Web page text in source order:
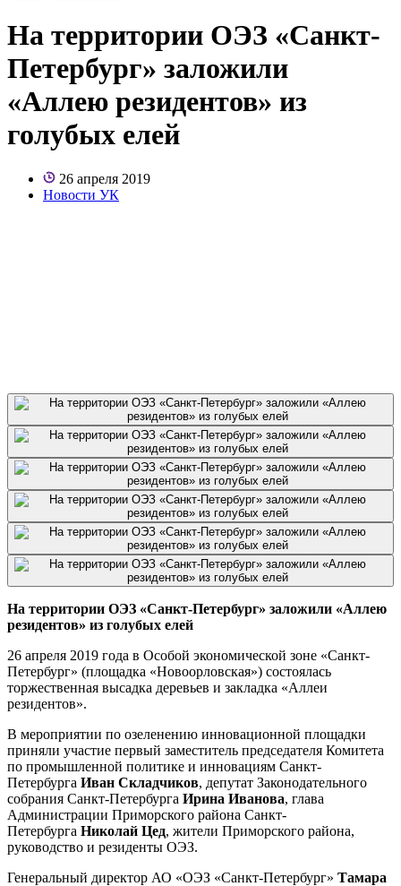
На территории ОЭЗ «Санкт-
Петербург» заложили
«Аллею резидентов» из
голубых елей
26 апреля 2019
Новости УК
На территории ОЭЗ «Санкт-Петербург» заложили «Аллею
резидентов» из голубых елей
26 апреля 2019 года в Особой экономической зоне «Санкт-
Петербург» (площадка «Новоорловская») состоялась
торжественная высадка деревьев и закладка «Аллеи
резидентов».
В мероприятии по озеленению инновационной площадки
приняли участие первый заместитель председателя Комитета
по промышленной политике и инновациям Санкт-
Петербурга Иван Складчиков, депутат Законодательного
собрания Санкт-Петербурга Ирина Иванова, глава
Администрации Приморского района Санкт-
Петербурга Николай Цед, жители Приморского района,
руководство и резиденты ОЭЗ.
Генеральный директор АО «ОЭЗ «Санкт-Петербург» Тамара